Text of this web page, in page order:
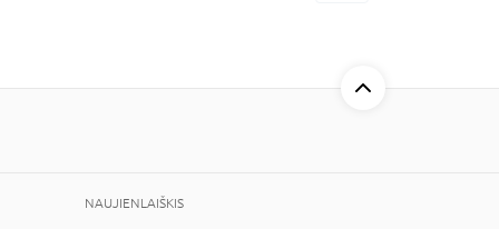
NAUJIENLAIŠKIS